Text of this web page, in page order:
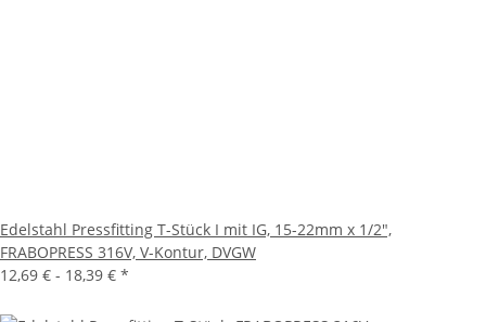
Edelstahl Pressfitting T-Stück I mit IG, 15-22mm x 1/2",
FRABOPRESS 316V, V-Kontur, DVGW
12,69 € - 18,39 € *